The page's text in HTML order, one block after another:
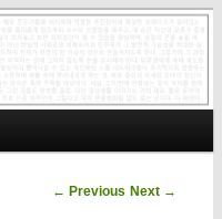
Post navigation
← Previous Next →